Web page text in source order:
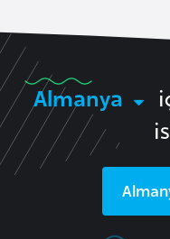
Almanya
a
H
e
r